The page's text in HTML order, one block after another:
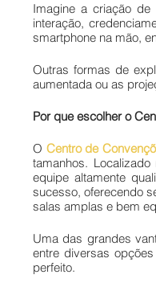
Imagine a criação
interação,
smartphone na mão,
Outras formas de
aumentada ou as
Por que escolher o
O Centro de
tamanhos.
equipe altamente
sucesso, oferecendo
salas amplas e bem
Uma das grandes
entre diversas
perfeito.